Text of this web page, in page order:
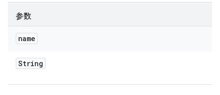
参数
name
String